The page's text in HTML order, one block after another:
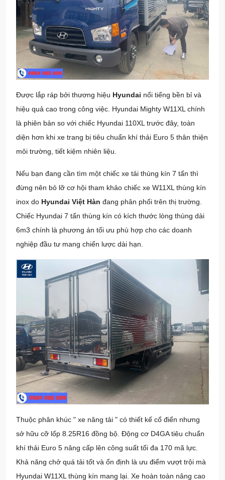
Được lắp ráp bởi thương hiệu Hyundai nổi tiếng bền bỉ và
hiệu quả cao trong công việc. Hyundai Mighty W11XL chính
là phiên bản so với chiếc Hyundai 110XL trước đây, toàn
diện hơn khi xe trang bị tiêu chuẩn khí thải Euro 5 thân thiện
môi trường, tiết kiệm nhiên liệu.
Nếu bạn đang cần tìm một chiếc xe tải thùng kín 7 tấn thì
đừng nên bỏ lỡ cơ hội tham khảo chiếc xe W11XL thùng kín
inox do Hyundai Việt Hàn đang phân phối trên thị trường.
Chiếc Hyundai 7 tấn thùng kín có kích thước lòng thùng dài
6m3 chính là phương án tối ưu phù hợp cho các doanh
nghiệp đầu tư mang chiến lược dài hạn.
Thuộc phân khúc " xe nâng tải " có thiết kế cổ điển nhưng
sở hữu cỡ lốp 8.25R16 đồng bộ. Động cơ D4GA tiêu chuẩn
khí thải Euro 5 nâng cấp lên công suất tối đa 170 mã lực.
Khả năng chở quá tải tốt và ổn định là ưu điểm vượt trội mà
Hyundai W11XL thùng kín mang lại. Xe hoàn toàn nâng cao